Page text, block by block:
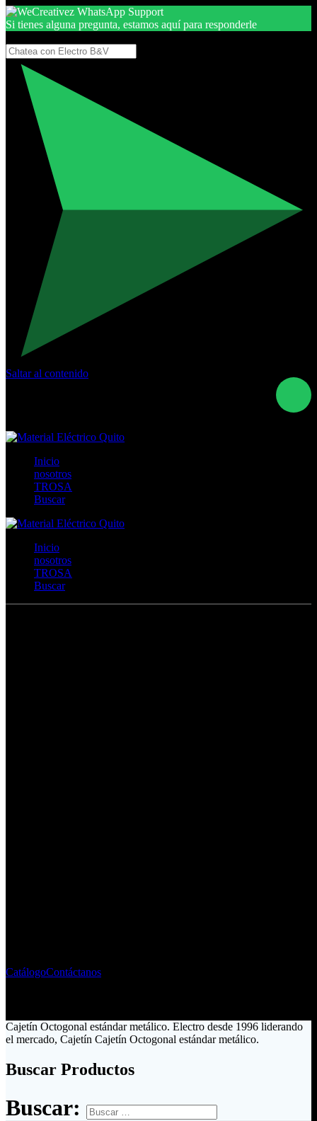
Si tienes alguna pregunta, estamos aquí para responderle
Saltar al contenido
Inicio
nosotros
TROSA
Buscar
Inicio
nosotros
TROSA
Buscar
CatálogoContáctanos
Cajetín Octogonal estándar metálico. Electro desde 1996 liderando
el mercado, Cajetín Cajetín Octogonal estándar metálico.
Buscar Productos
Buscar: